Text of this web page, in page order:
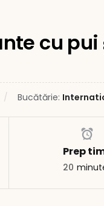
cu pui
Bucătărie:
Prep
20